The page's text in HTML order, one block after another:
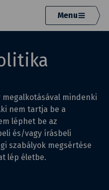
Menu
megalkotásával mindenki
nem tartja be a
léphet be az
és/vagy írásbeli
szabályok megsértése
lép életbe.